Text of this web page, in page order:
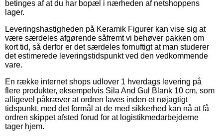
betinges af at du har bopæl i nærheden af netshoppens
lager.
Leveringshastigheden på Keramik Figurer kan vise sig at
være særdeles afgørende såfremt vi behøver pakken om
kort tid, så derfor er det særdeles fornuftigt at man studerer
det estimerede leveringstidspunkt ved den vedkommende
vare.
En række internet shops udlover 1 hverdags levering på
flere produkter, eksempelvis Sila And Gul Blank 10 cm, som
alligevel påkræver at ordren laves inden et nøjagtigt
tidspunkt, med det formål at de med sikkerhed kan nå at få
ordren skippet afsted forud for at logistikmedarbejderne
tager hjem.